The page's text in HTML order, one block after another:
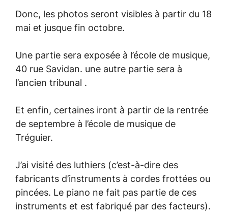
Donc, les photos seront visibles à partir du 18
mai et jusque fin octobre.
Une partie sera exposée à l’école de musique,
40 rue Savidan. une autre partie sera à
l’ancien tribunal .
Et enfin, certaines iront à partir de la rentrée
de septembre à l’école de musique de
Tréguier.
J’ai visité des luthiers (c’est-à-dire des
fabricants d’instruments à cordes frottées ou
pincées. Le piano ne fait pas partie de ces
instruments et est fabriqué par des facteurs).